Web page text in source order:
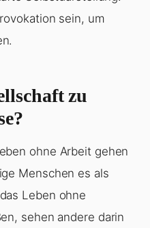
sein, um
zu
ohne Arbeit gehen
Menschen es als
Leben ohne
sehen andere darin